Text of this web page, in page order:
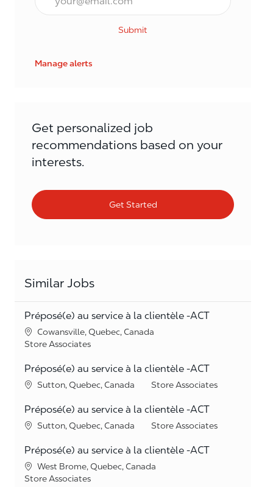
Submit
Manage alerts
Get personalized job
recommendations based on your
interests.
Get Started
Similar Jobs
Préposé(e) au service à la clientèle -ACT
Location
Cowansville, Quebec, Canada
Category
Store Associates
Préposé(e) au service à la clientèle -ACT
Location
Sutton, Quebec, Canada Category
Store Associates
Préposé(e) au service à la clientèle -ACT
Location
Sutton, Quebec, Canada Category
Store Associates
Préposé(e) au service à la clientèle -ACT
Location
West Brome, Quebec, Canada
Category
Store Associates